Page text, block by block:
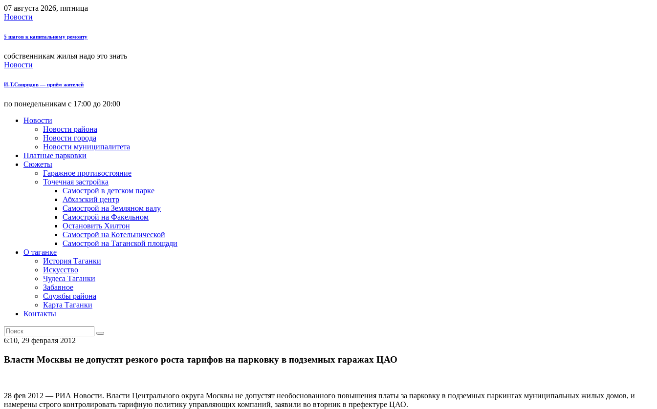
07 августа 2026, пятница
Новости
5 шагов к капитальному ремонту
собственникам жилья надо это знать
Новости
И.Т.Свиридов — приём жителей
по понедельникам с 17:00 до 20:00
Новости
Новости района
Новости города
Новости муниципалитета
Платные парковки
Сюжеты
Гаражное противостояние
Точечная застройка
Самострой в детском парке
Абхазский центр
Самострой на Земляном валу
Самострой на Факельном
Остановить Хилтон
Самострой на Котельнической
Самострой на Таганской площади
О таганке
История Таганки
Искусство
Чудеса Таганки
Забавное
Службы района
Карта Таганки
Контакты
6:10, 29 февраля 2012
Власти Москвы не допустят резкого роста тарифов на парковку в подземных гаражах ЦАО
28 фев 2012 — РИА Новости. Власти Центрального округа Москвы не допустят необоснованного повышения платы за парковку в подземных паркингах муниципальных жилых домов, и
намерены строго контролировать тарифную политику управляющих компаний, заявили во вторник в префектуре ЦАО.